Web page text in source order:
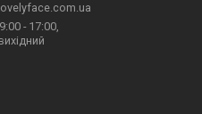
- 17:00,